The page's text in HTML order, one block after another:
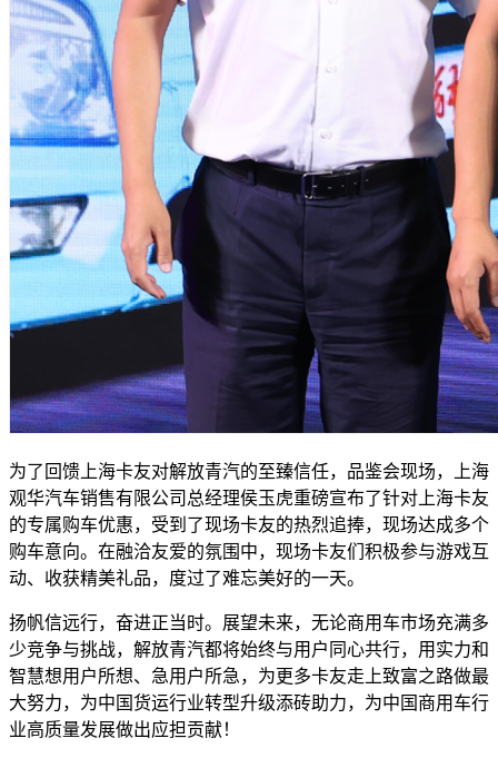
为了回馈上海卡友对解放青汽的至臻信任，品鉴会现场，上海
观华汽车销售有限公司总经理侯玉虎重磅宣布了针对上海卡友
的专属购车优惠，受到了现场卡友的热烈追捧，现场达成多个
购车意向。在融洽友爱的氛围中，现场卡友们积极参与游戏互
动、收获精美礼品，度过了难忘美好的一天。
扬帆信远行，奋进正当时。展望未来，无论商用车市场充满多
少竞争与挑战，解放青汽都将始终与用户同心共行，用实力和
智慧想用户所想、急用户所急，为更多卡友走上致富之路做最
大努力，为中国货运行业转型升级添砖助力，为中国商用车行
业高质量发展做出应担贡献！